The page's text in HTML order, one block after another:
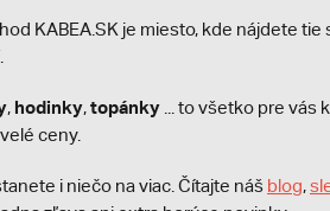
KABEA.SK je miesto, kde nájdete
, hodinky,topánky ... to všetko pre vás
ceny.
i niečo na viac. Čítajte náš blog,